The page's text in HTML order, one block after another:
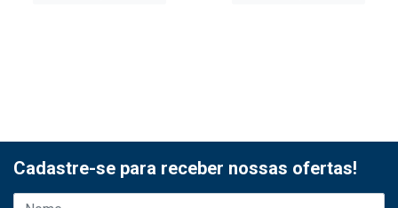
Cadastre-se para receber nossas ofertas!